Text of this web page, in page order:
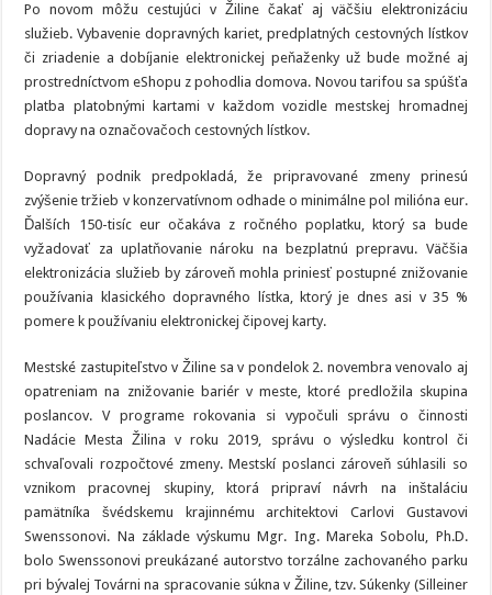
Po novom môžu cestujúci v Žiline čakať aj väčšiu elektronizáciu
služieb. Vybavenie dopravných kariet, predplatných cestovných lístkov
či zriadenie a dobíjanie elektronickej peňaženky už bude možné aj
prostredníctvom eShopu z pohodlia domova. Novou tarifou sa spúšťa
platba platobnými kartami v každom vozidle mestskej hromadnej
dopravy na označovačoch cestovných lístkov.
Dopravný podnik predpokladá, že pripravované zmeny prinesú
zvýšenie tržieb v konzervatívnom odhade o minimálne pol milióna eur.
Ďalších 150-tisíc eur očakáva z ročného poplatku, ktorý sa bude
vyžadovať za uplatňovanie nároku na bezplatnú prepravu. Väčšia
elektronizácia služieb by zároveň mohla priniesť postupné znižovanie
používania klasického dopravného lístka, ktorý je dnes asi v 35 %
pomere k používaniu elektronickej čipovej karty.
Mestské zastupiteľstvo v Žiline sa v pondelok 2. novembra venovalo aj
opatreniam na znižovanie bariér v meste, ktoré predložila skupina
poslancov. V programe rokovania si vypočuli správu o činnosti
Nadácie Mesta Žilina v roku 2019, správu o výsledku kontrol či
schvaľovali rozpočtové zmeny. Mestskí poslanci zároveň súhlasili so
vznikom pracovnej skupiny, ktorá pripraví návrh na inštaláciu
pamätníka švédskemu krajinnému architektovi Carlovi Gustavovi
Swenssonovi. Na základe výskumu Mgr. Ing. Mareka Sobolu, Ph.D.
bolo Swenssonovi preukázané autorstvo torzálne zachovaného parku
pri bývalej Továrni na spracovanie súkna v Žiline, tzv. Súkenky (Silleiner